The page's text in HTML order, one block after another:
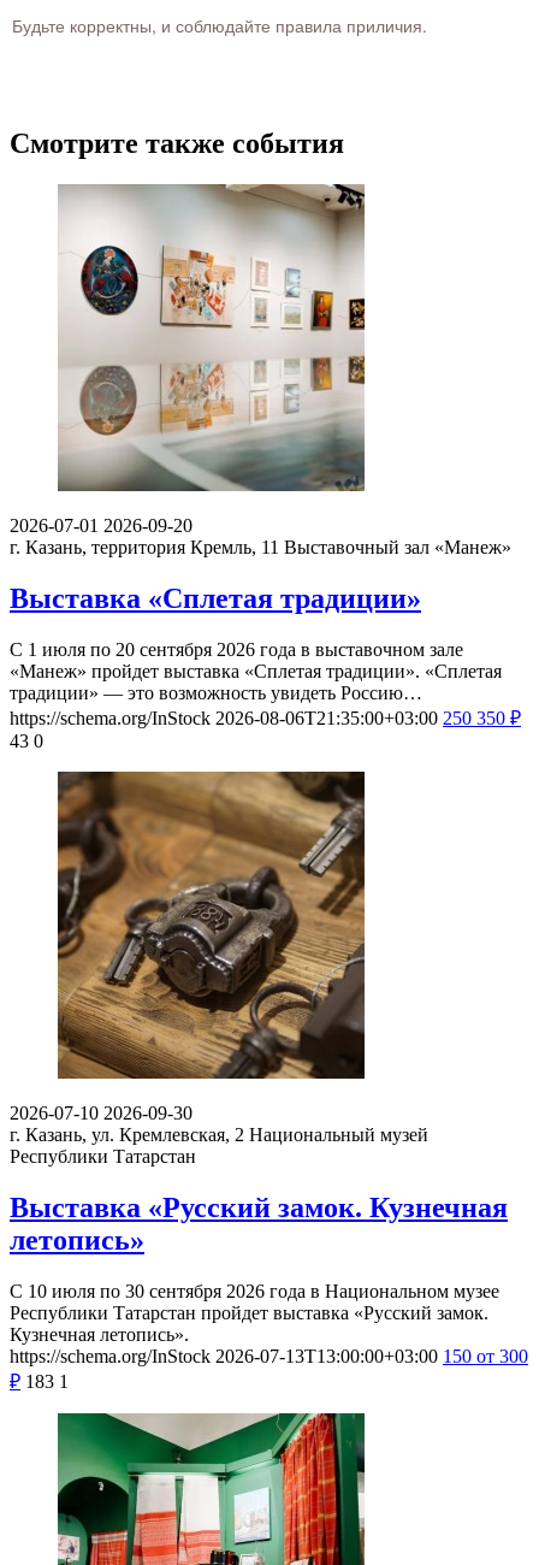
Будьте корректны, и соблюдайте правила приличия.
Смотрите также события
2026-07-01 2026-09-20
г. Казань, территория Кремль, 11 Выставочный зал «Манеж»
Выставка «Сплетая традиции»
С 1 июля по 20 сентября 2026 года в выставочном зале
«Манеж» пройдет выставка «Сплетая традиции». «Сплетая
традиции» — это возможность увидеть Россию…
https://schema.org/InStock 2026-08-06T21:35:00+03:00 250 350 ₽
43 0
2026-07-10 2026-09-30
г. Казань, ул. Кремлевская, 2 Национальный музей
Республики Татарстан
Выставка «Русский замок. Кузнечная
летопись»
С 10 июля по 30 сентября 2026 года в Национальном музее
Республики Татарстан пройдет выставка «Русский замок.
Кузнечная летопись».
https://schema.org/InStock 2026-07-13T13:00:00+03:00 150 от 300
₽ 183 1